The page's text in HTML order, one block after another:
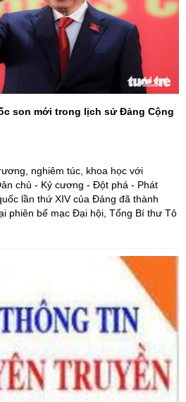
son mới trong lịch sử Đảng Cộng
nghiêm túc, khoa học với
chủ - Kỷ cương - Đột phá - Phát
lần thứ XIV của Đảng đã thành
phiên bế mạc Đại hội, Tổng Bí thư Tô